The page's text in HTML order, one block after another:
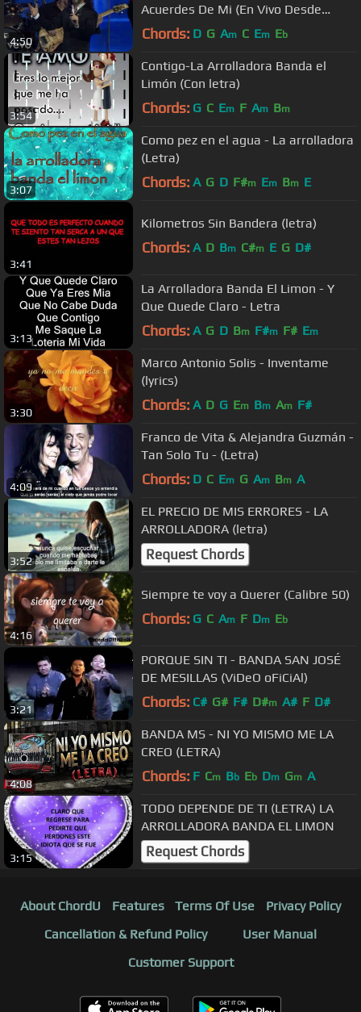
4:50
Acuerdes De Mi (En Vivo Desde
Buenos Aires)
Chords: D G Am C Em Eb
3:54
Contigo-La Arrolladora Banda el
Limón (Con letra)
Chords: G C Em F Am Bm
3:07
Como pez en el agua - La arrolladora
(Letra)
Chords: A G D F#m Em Bm E
3:41
Kilometros Sin Bandera (letra)
Chords: A D Bm C#m E G D#
3:13
La Arrolladora Banda El Limon - Y
Que Quede Claro - Letra
Chords: A G D Bm F#m F# Em
3:30
Marco Antonio Solis - Inventame
(lyrics)
Chords: A D G Em Bm Am F#
4:09
Franco de Vita & Alejandra Guzmán -
Tan Solo Tu - (Letra)
Chords: D C Em G Am Bm A
3:52
EL PRECIO DE MIS ERRORES - LA
ARROLLADORA (letra)
Request Chords
4:16
Siempre te voy a Querer (Calibre 50)
Chords: G C Am F Dm Eb
3:21
PORQUE SIN TI - BANDA SAN JOSÉ
DE MESILLAS (ViDeO oFiCiAl)
Chords: C# G# F# D#m A# F D#
4:08
BANDA MS - NI YO MISMO ME LA
CREO (LETRA)
Chords: F Cm Bb Eb Dm Gm A
3:15
TODO DEPENDE DE TI (LETRA) LA
ARROLLADORA BANDA EL LIMON
Request Chords
About ChordU Features Terms Of Use
Privacy Policy
Cancellation & Refund Policy
User Manual
Customer Support